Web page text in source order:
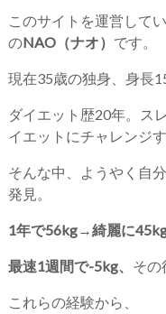
このサイトを運営して
のNAO（ナオ） です。
現在35歳の独身、身長
ダイエット歴20年。ス
イエットにチャレンジ
そんな中、ようやく自
発見。
1年で56kg→綺麗に
最速1週間で-5kg、 その
これらの経験から、